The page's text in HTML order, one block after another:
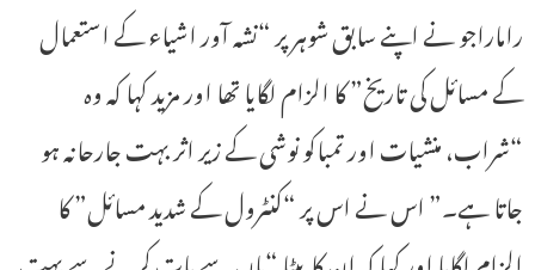
راماراجو نے اپنے سابق شوہر پر “نشہ آور اشیاء کے استعمال
کے مسائل کی تاریخ” کا الزام لگایا تھا اور مزید کہا کہ وہ
“شراب، منشیات اور تمباکو نوشی کے زیر اثر بہت جارحانہ ہو
جاتا ہے۔” اس نے اس پر “کنٹرول کے شدید مسائل” کا